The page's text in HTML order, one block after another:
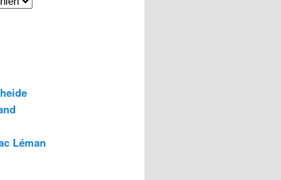
Léman